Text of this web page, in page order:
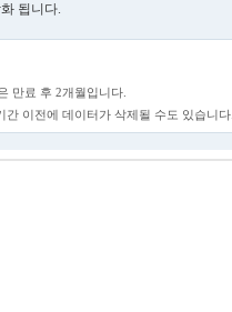
됩니다.
만료 후 2개월입니다.
이전에 데이터가 삭제될 수도 있습니다.